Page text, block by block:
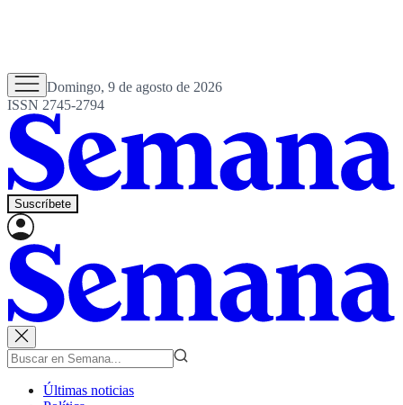
Domingo, 9 de agosto de 2026
ISSN 2745-2794
Suscríbete
Últimas noticias